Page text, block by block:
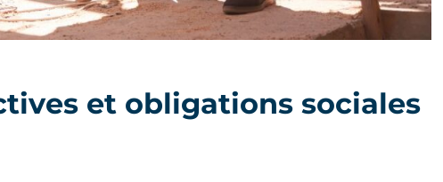
et obligations sociales